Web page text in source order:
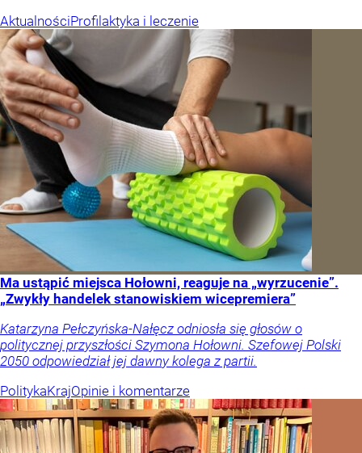
AktualnościProfilaktyka i leczenie
Ma ustąpić miejsca Hołowni, reaguje na „wyrzucenie”.
„Zwykły handelek stanowiskiem wicepremiera”
Katarzyna Pełczyńska-Nałęcz odniosła się głosów o
politycznej przyszłości Szymona Hołowni. Szefowej Polski
2050 odpowiedział jej dawny kolega z partii.
PolitykaKrajOpinie i komentarze